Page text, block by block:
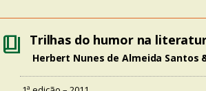
book_4 Trilhas do humor na
Herbert Nunes de Almeida Santos